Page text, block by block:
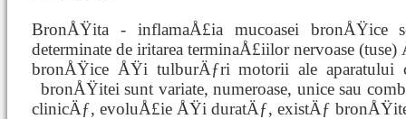
BronÅŸita - inflamaÅ£ia mucoasei bronÅŸice
determinate de iritarea terminaÅ£iilor nervoase
bronÅŸice ÅŸi tulburÄƒri motorii ale aparatului
bronÅŸitei sunt variate, numeroase, unice sau
clinicÄƒ, evoluÅ£ie ÅŸi duratÄƒ, existÄƒ